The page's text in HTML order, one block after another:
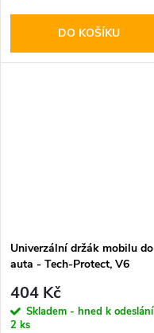
DO KOŠÍKU
Univerzální držák mobilu do
auta - Tech-Protect, V6
404 Kč
Skladem - hned k odeslání
2 ks